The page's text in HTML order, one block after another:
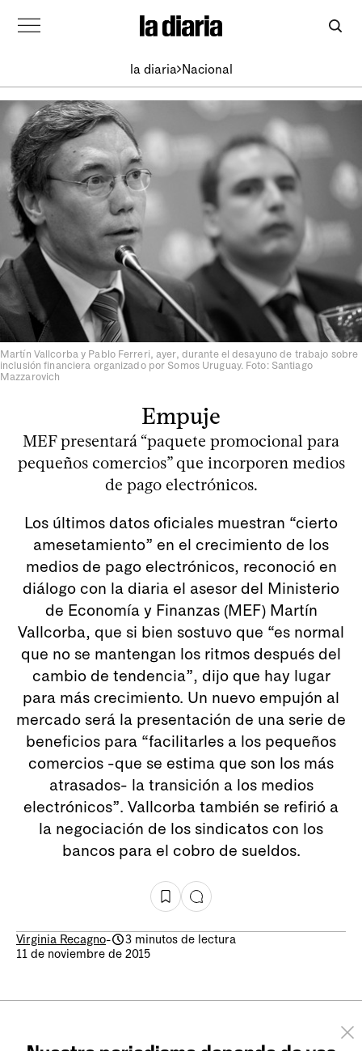
la diaria Nacional
Martín Vallcorba y Pablo Ferreri, ayer, durante el desayuno de trabajo sobre
inclusión financiera organizado por Somos Uruguay. Foto: Santiago
Mazzarovich
Empuje
MEF presentará “paquete promocional para
pequeños comercios” que incorporen medios
de pago electrónicos.
Los últimos datos oficiales muestran “cierto
amesetamiento” en el crecimiento de los
medios de pago electrónicos, reconoció en
diálogo con la diaria el asesor del Ministerio
de Economía y Finanzas (MEF) Martín
Vallcorba, que si bien sostuvo que “es normal
que no se mantengan los ritmos después del
cambio de tendencia”, dijo que hay lugar
para más crecimiento. Un nuevo empujón al
mercado será la presentación de una serie de
beneficios para “facilitarles a los pequeños
comercios -que se estima que son los más
atrasados- la transición a los medios
electrónicos”. Vallcorba también se refirió a
la negociación de los sindicatos con los
bancos para el cobro de sueldos.
Virginia Recagno-
3 minutos de lectura
11 de noviembre de 2015